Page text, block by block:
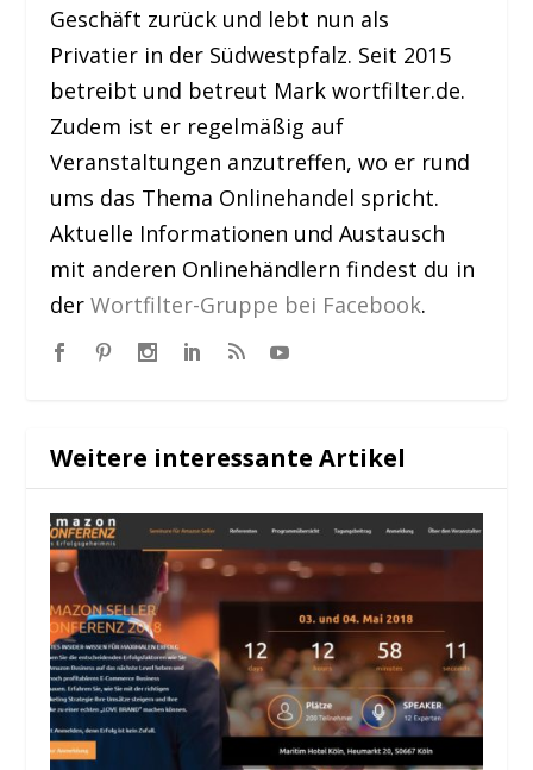
Geschäft zurück und lebt nun als
Privatier in der Südwestpfalz. Seit 2015
betreibt und betreut Mark wortfilter.de.
Zudem ist er regelmäßig auf
Veranstaltungen anzutreffen, wo er rund
ums das Thema Onlinehandel spricht.
Aktuelle Informationen und Austausch
mit anderen Onlinehändlern findest du in
derWortfilter-Gruppe bei Facebook.
Weitere interessante Artikel